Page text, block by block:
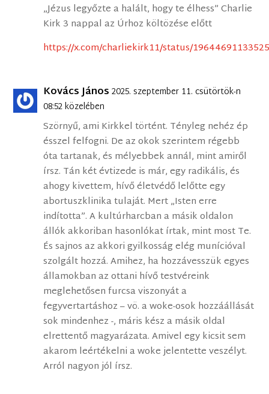
„Jézus legyőzte a halált, hogy te élhess” Charlie
Kirk 3 nappal az Úrhoz költözése előtt
https://x.com/charliekirk11/status/
Kovács János 2025. szeptember 11. csütörtök-n
08:52 közelében
Szörnyű, ami Kirkkel történt. Tényleg nehéz ép
ésszel felfogni. De az okok szerintem régebb
óta tartanak, és mélyebbek annál, mint amiről
írsz. Tán két évtizede is már, egy radikális, és
ahogy kivettem, hívő életvédő lelőtte egy
abortuszklinika tulaját. Mert „Isten erre
indította”. A kultúrharcban a másik oldalon
állók akkoriban hasonlókat írtak, mint most Te.
És sajnos az akkori gyilkosság elég munícióval
szolgált hozzá. Amihez, ha hozzávesszük egyes
államokban az ottani hívő testvéreink
meglehetősen furcsa viszonyát a
fegyvertartáshoz – vö. a woke-osok hozzáállását
sok mindenhez -, máris kész a másik oldal
elrettentő magyarázata. Amivel egy kicsit sem
akarom leértékelni a woke jelentette veszélyt.
Arról nagyon jól írsz.